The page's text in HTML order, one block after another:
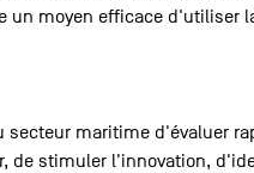
un moyen efficace
secteur maritime d'évaluer
de stimuler l'innovation,